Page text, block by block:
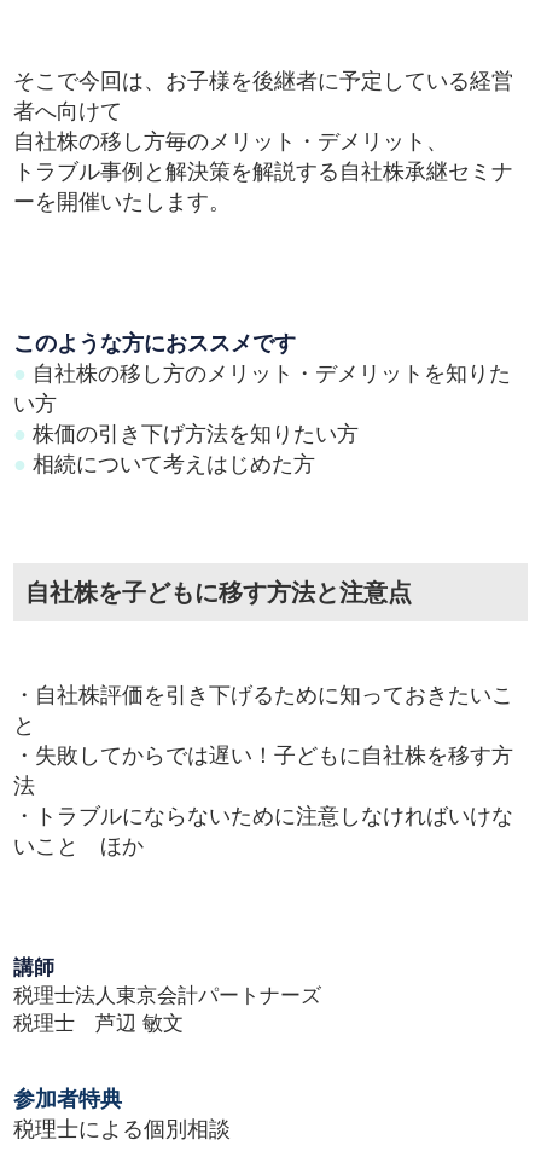
そこで今回は、お子様を後継者に予定している経営
者へ向けて
自社株の移し方毎のメリット・デメリット、
トラブル事例と解決策を解説する自社株承継セミナ
ーを開催いたします。
このような方におススメです
● 自社株の移し方のメリット・デメリットを知りた
い方
● 株価の引き下げ方法を知りたい方
● 相続について考えはじめた方
自社株を子どもに移す方法と注意点
・自社株評価を引き下げるために知っておきたいこ
と
・失敗してからでは遅い！子どもに自社株を移す方
法
・トラブルにならないために注意しなければいけな
いこと ほか
講師
税理士法人東京会計パートナーズ
税理士 芦辺 敏文
参加者特典
税理士による個別相談